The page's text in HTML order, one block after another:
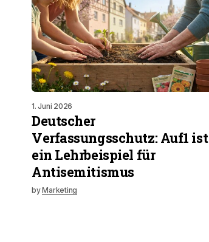
1. Juni 2026
Deutscher
Verfassungsschutz: Auf1 ist
ein Lehrbeispiel für
Antisemitismus
byMarketing